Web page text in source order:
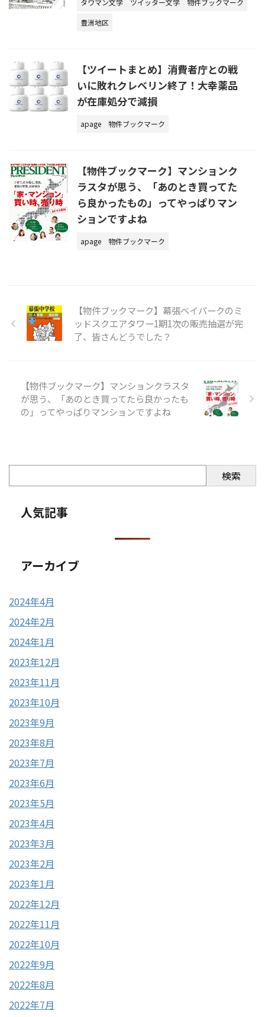
タワマン文学 ツイッター文学
物件ブックマーク
豊洲地区
【ツイートまとめ】消費者庁との戦
いに敗れクレベリン終了！大幸薬品
が在庫処分で減損
apage 物件ブックマーク
【物件ブックマーク】マンションク
ラスタが思う、「あのとき買ってた
ら良かったもの」ってやっぱりマン
ションですよね
apage 物件ブックマーク
【物件ブックマーク】幕張ベイパークのミ
ッドスクエアタワー1期1次の販売抽選が完
了、皆さんどうでした？
【物件ブックマーク】マンションクラスタ
が思う、「あのとき買ってたら良かったも
の」ってやっぱりマンションですよね
検索
人気記事
アーカイブ
2024年4月
2024年2月
2024年1月
2023年12月
2023年11月
2023年10月
2023年9月
2023年8月
2023年7月
2023年6月
2023年5月
2023年4月
2023年3月
2023年2月
2023年1月
2022年12月
2022年11月
2022年10月
2022年9月
2022年8月
2022年7月